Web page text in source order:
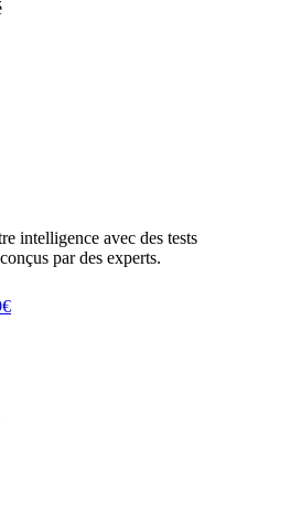
intelligence avec des tests
par des experts.